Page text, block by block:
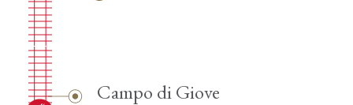
Campo di Giove